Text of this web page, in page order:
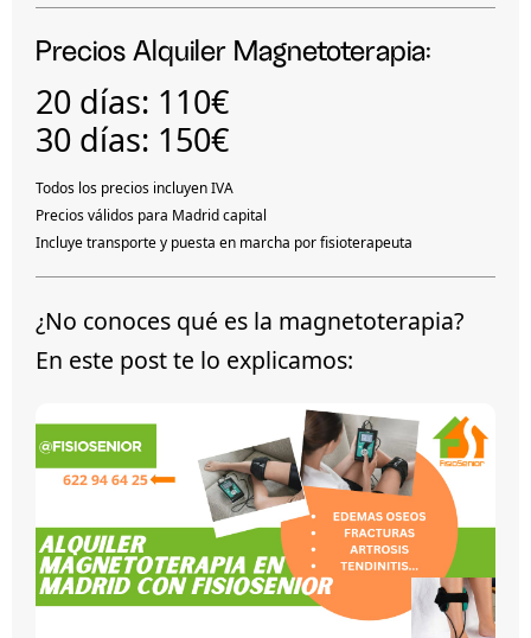
Precios Alquiler Magnetoterapia:
20 días: 110€
30 días: 150€
Todos los precios incluyen IVA
Precios válidos para Madrid capital
Incluye transporte y puesta en marcha por fisioterapeuta
¿No conoces qué es la magnetoterapia?
En este post te lo explicamos: